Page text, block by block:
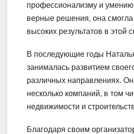
профессионализму и
верные решения, она смогла
высоких результатов в этой
В последующие годы
занималась развитием
различных направлениях.
несколько компаний, в том
недвижимости и
Благодаря своим